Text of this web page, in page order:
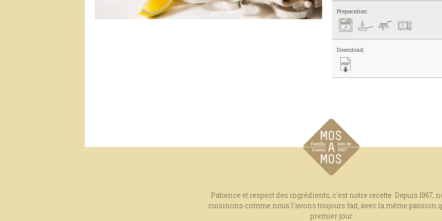
Preparation:
Download:
Patience et respect des ingrédients, c'est notre recette. Depuis 1967,
cuisinons comme nous l'avons toujours fait, avec la même passion
premier jour.